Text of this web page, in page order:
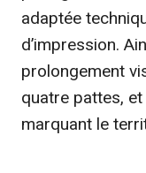
adaptée
d’impression.
prolongement
quatre pattes,
marquant le